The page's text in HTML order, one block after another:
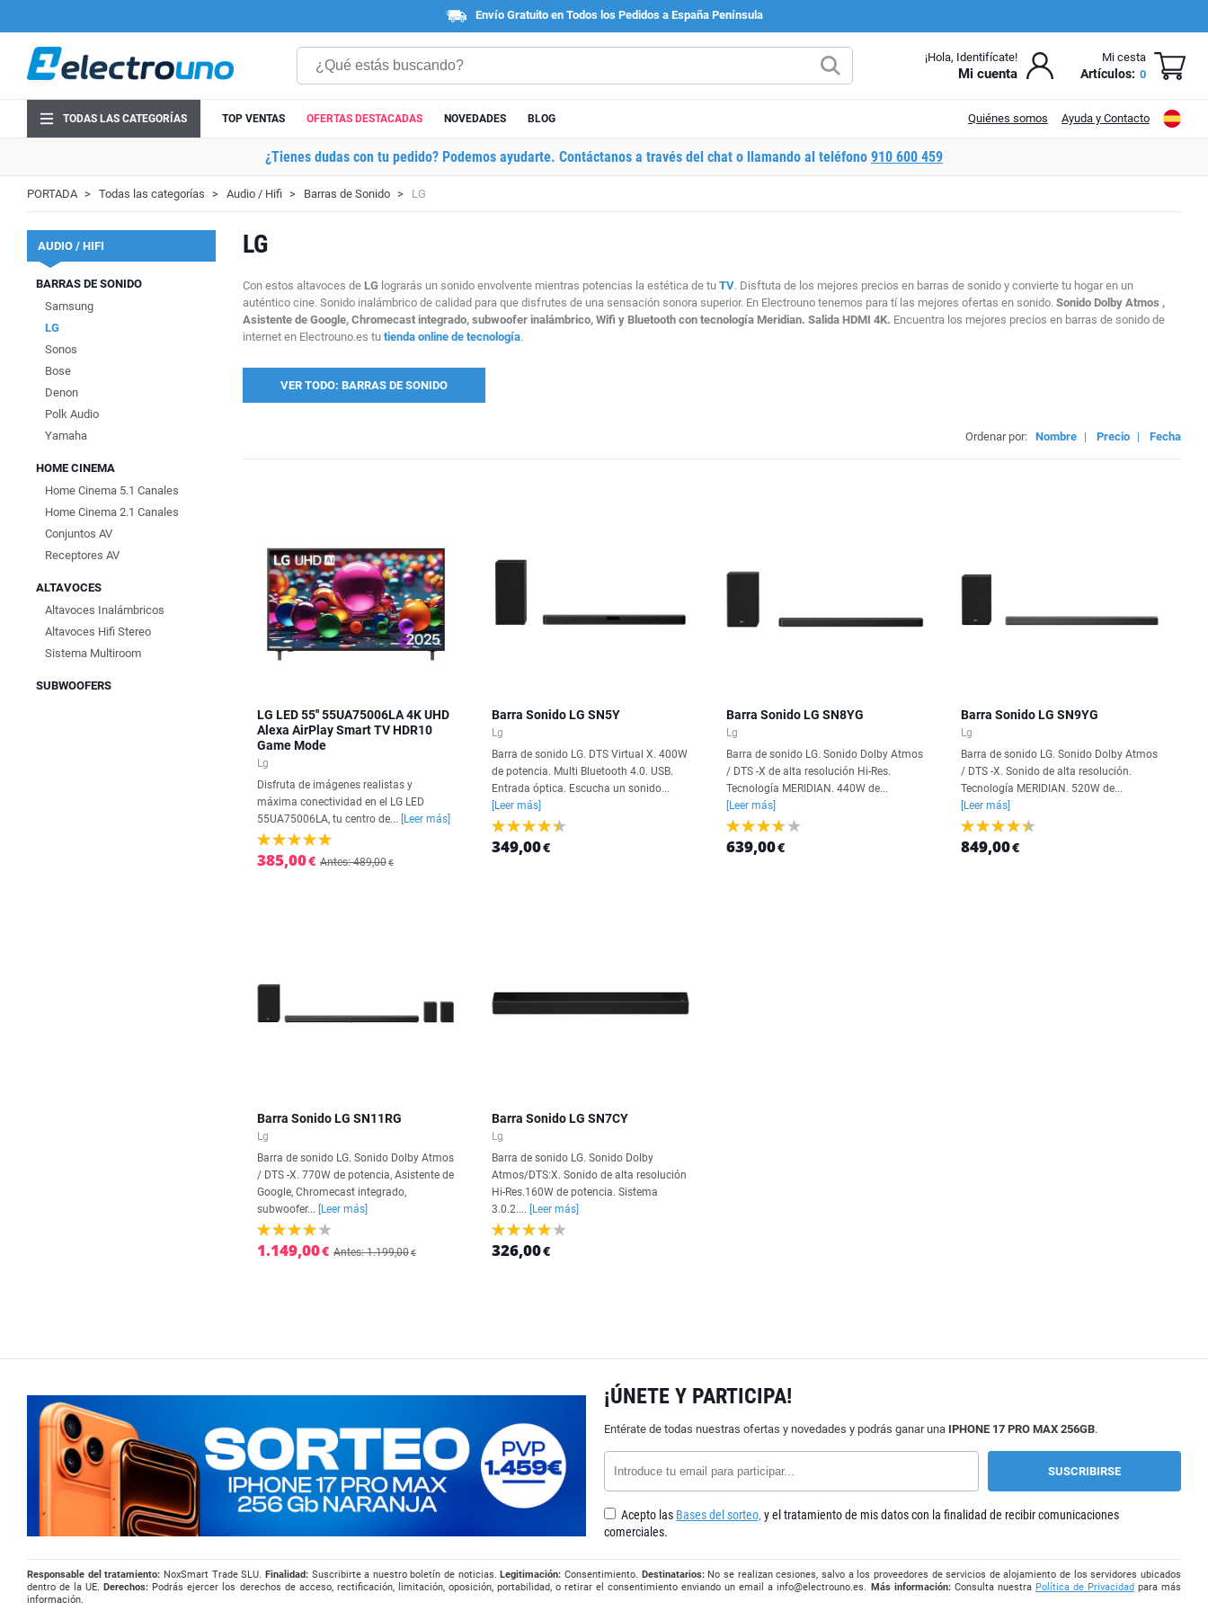
Envío Gratuito en Todos los Pedidos a España Península
¡Hola, Identifícate!
Mi cuenta
Mi cesta
Artículos: 0
TODAS LAS CATEGORÍAS TOP VENTAS OFERTAS DESTACADAS NOVEDADES BLOG Quiénes somos Ayuda y Contacto
¿Tienes dudas con tu pedido? Podemos ayudarte. Contáctanos a través del chat o llamando al teléfono 910 600 459
PORTADA Todas las categorías Audio / Hifi Barras de Sonido LG
AUDIO / HIFI
BARRAS DE SONIDO
Samsung
LG
Sonos
Bose
Denon
Polk Audio
Yamaha
HOME CINEMA
Home Cinema 5.1 Canales
Home Cinema 2.1 Canales
Conjuntos AV
Receptores AV
ALTAVOCES
Altavoces Inalámbricos
Altavoces Hifi Stereo
Sistema Multiroom
SUBWOOFERS
LG
Con estos altavoces de LG lograrás un sonido envolvente mientras potencias la estética de tu TV. Disftuta de los mejores precios en barras de sonido y convierte tu hogar en un
auténtico cine. Sonido inalámbrico de calidad para que disfrutes de una sensación sonora superior. En Electrouno tenemos para tí las mejores ofertas en sonido. Sonido Dolby Atmos ,
Asistente de Google, Chromecast integrado, subwoofer inalámbrico, Wifi y Bluetooth con tecnología Meridian. Salida HDMI 4K. Encuentra los mejores precios en barras de sonido de
internet en Electrouno.es tu tienda online de tecnología.
VER TODO: BARRAS DE SONIDO
Ordenar por: Nombre | Precio | Fecha
LG LED 55'' 55UA75006LA 4K UHD
Alexa AirPlay Smart TV HDR10
Game Mode
Lg
Disfruta de imágenes realistas y
máxima conectividad en el LG LED
55UA75006LA, tu centro de...
[Leer más]
385,00€ Antes: 489,00€
Barra Sonido LG SN5Y
Lg
Barra de sonido LG. DTS Virtual X. 400W
de potencia. Multi Bluetooth 4.0. USB.
Entrada óptica. Escucha un sonido...
[Leer más]
349,00€
Barra Sonido LG SN8YG
Lg
Barra de sonido LG. Sonido Dolby Atmos
/ DTS -X de alta resolución Hi-Res.
Tecnología MERIDIAN. 440W de...
[Leer más]
639,00€
Barra Sonido LG SN9YG
Lg
Barra de sonido LG. Sonido Dolby Atmos
/ DTS -X. Sonido de alta resolución.
Tecnología MERIDIAN. 520W de...
[Leer más]
849,00€
Barra Sonido LG SN11RG
Lg
Barra de sonido LG. Sonido Dolby Atmos
/ DTS -X. 770W de potencia, Asistente de
Google, Chromecast integrado,
subwoofer...
[Leer más]
1.149,00€ Antes: 1.199,00€
Barra Sonido LG SN7CY
Lg
Barra de sonido LG. Sonido Dolby
Atmos/DTS:X. Sonido de alta resolución
Hi-Res.160W de potencia. Sistema
3.0.2....
[Leer más]
326,00€
¡ÚNETE Y PARTICIPA!
Entérate de todas nuestras ofertas y novedades y podrás ganar una IPHONE 17 PRO MAX 256GB.
Acepto las Bases del sorteo, y el tratamiento de mis datos con la finalidad de recibir comunicaciones
comerciales.
Responsable del tratamiento: NoxSmart Trade SLU. Finalidad:Suscribirte a nuestro boletín de noticias.Legitimación: Consentimiento. Destinatarios:No se realizan cesiones, salvo a los proveedores de servicios de alojamiento de los servidores ubicados
dentro de la UE.Derechos: Podrás ejercer los derechos de acceso, rectificación, limitación, oposición, portabilidad, o retirar el consentimiento enviando un email ainfo@electrouno.es. Más información:Consulta nuestra Política de Privacidadpara más
información.